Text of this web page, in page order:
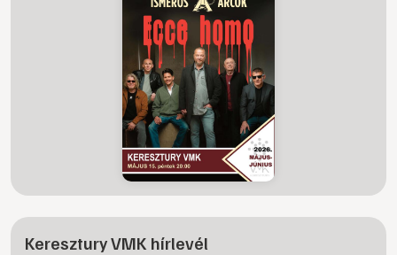
Keresztury VMK hírlevél